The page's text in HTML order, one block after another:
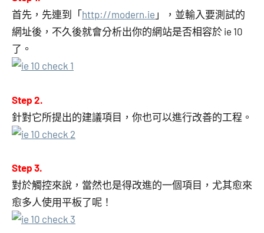
首先，先連到「http://modern.ie 」，並輸入要測試的
網址後，不久後就會分析出你的網站是否相容於 ie 10
了。
Step 2.
針對它所提出的建議項目，你也可以進行改善的工程。
Step 3.
對於觸控來說，當然也是得改進的一個項目，尤其愈來
愈多人使用平板了呢！